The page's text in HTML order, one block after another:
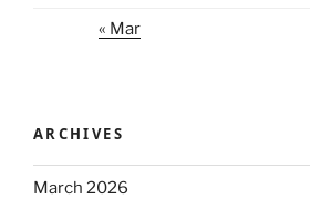
« Mar
ARCHIVES
March 2026